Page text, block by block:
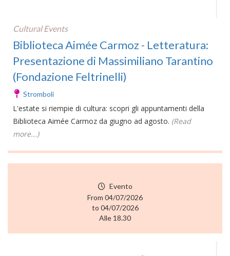
Cultural Events
Biblioteca Aimée Carmoz - Letteratura:
Presentazione di Massimiliano Tarantino
(Fondazione Feltrinelli)
Stromboli
L'estate si riempie di cultura: scopri gli appuntamenti della
Biblioteca Aimée Carmoz da giugno ad agosto. (Read
more...)
Evento
From 04/07/2026
to 04/07/2026
Alle 18.30